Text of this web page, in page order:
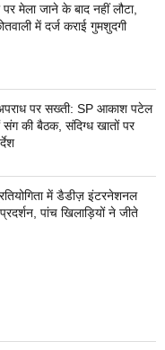
पर मेला जाने के बाद नहीं लौटा,
में दर्ज कराई गुमशुदगी
पर सख्ती: SP आकाश पटेल
संग की बैठक, संदिग्ध खातों पर
में डैडीज़ इंटरनेशनल
पांच खिलाड़ियों ने जीते